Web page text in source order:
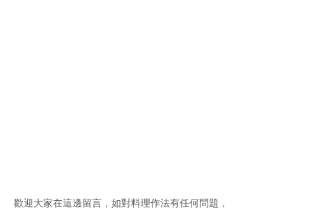
歡迎大家在這邊留言，如對料理作法有任何問題，